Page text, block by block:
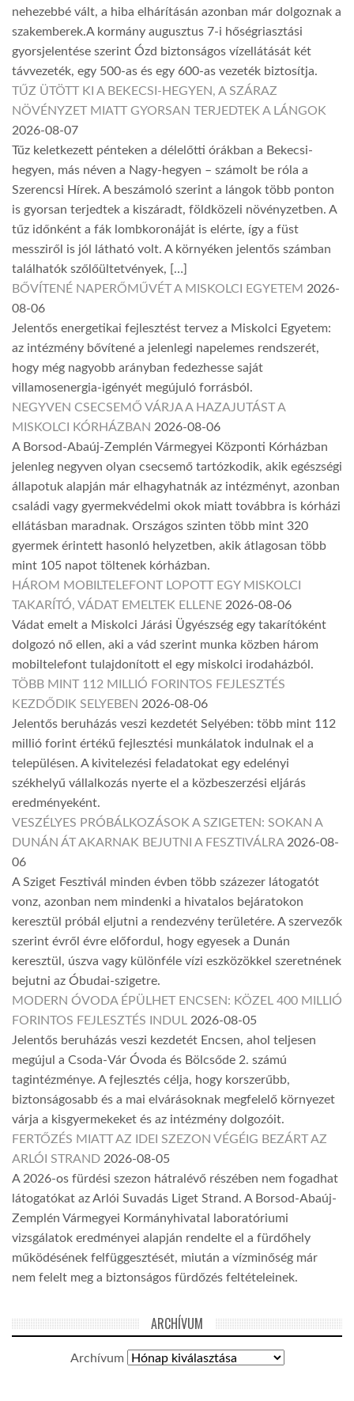
nehezebbé vált, a hiba elhárításán azonban már dolgoznak a
szakemberek.A kormány augusztus 7-i hőségriasztási
gyorsjelentése szerint Ózd biztonságos vízellátását két
távvezeték, egy 500-as és egy 600-as vezeték biztosítja.
TŰZ ÜTÖTT KI A BEKECSI-HEGYEN, A SZÁRAZ
NÖVÉNYZET MIATT GYORSAN TERJEDTEK A LÁNGOK
2026-08-07
Tűz keletkezett pénteken a délelőtti órákban a Bekecsi-
hegyen, más néven a Nagy-hegyen – számolt be róla a
Szerencsi Hírek. A beszámoló szerint a lángok több ponton
is gyorsan terjedtek a kiszáradt, földközeli növényzetben. A
tűz időnként a fák lombkoronáját is elérte, így a füst
messziről is jól látható volt. A környéken jelentős számban
találhatók szőlőültetvények, […]
BŐVÍTENÉ NAPERŐMŰVÉT A MISKOLCI EGYETEM 2026-
08-06
Jelentős energetikai fejlesztést tervez a Miskolci Egyetem:
az intézmény bővítené a jelenlegi napelemes rendszerét,
hogy még nagyobb arányban fedezhesse saját
villamosenergia-igényét megújuló forrásból.
NEGYVEN CSECSEMŐ VÁRJA A HAZAJUTÁST A
MISKOLCI KÓRHÁZBAN 2026-08-06
A Borsod-Abaúj-Zemplén Vármegyei Központi Kórházban
jelenleg negyven olyan csecsemő tartózkodik, akik egészségi
állapotuk alapján már elhagyhatnák az intézményt, azonban
családi vagy gyermekvédelmi okok miatt továbbra is kórházi
ellátásban maradnak. Országos szinten több mint 320
gyermek érintett hasonló helyzetben, akik átlagosan több
mint 105 napot töltenek kórházban.
HÁROM MOBILTELEFONT LOPOTT EGY MISKOLCI
TAKARÍTÓ, VÁDAT EMELTEK ELLENE 2026-08-06
Vádat emelt a Miskolci Járási Ügyészség egy takarítóként
dolgozó nő ellen, aki a vád szerint munka közben három
mobiltelefont tulajdonított el egy miskolci irodaházból.
TÖBB MINT 112 MILLIÓ FORINTOS FEJLESZTÉS
KEZDŐDIK SELYEBEN 2026-08-06
Jelentős beruházás veszi kezdetét Selyében: több mint 112
millió forint értékű fejlesztési munkálatok indulnak el a
településen. A kivitelezési feladatokat egy edelényi
székhelyű vállalkozás nyerte el a közbeszerzési eljárás
eredményeként.
VESZÉLYES PRÓBÁLKOZÁSOK A SZIGETEN: SOKAN A
DUNÁN ÁT AKARNAK BEJUTNI A FESZTIVÁLRA 2026-08-
06
A Sziget Fesztivál minden évben több százezer látogatót
vonz, azonban nem mindenki a hivatalos bejáratokon
keresztül próbál eljutni a rendezvény területére. A szervezők
szerint évről évre előfordul, hogy egyesek a Dunán
keresztül, úszva vagy különféle vízi eszközökkel szeretnének
bejutni az Óbudai-szigetre.
MODERN ÓVODA ÉPÜLHET ENCSEN: KÖZEL 400 MILLIÓ
FORINTOS FEJLESZTÉS INDUL 2026-08-05
Jelentős beruházás veszi kezdetét Encsen, ahol teljesen
megújul a Csoda-Vár Óvoda és Bölcsőde 2. számú
tagintézménye. A fejlesztés célja, hogy korszerűbb,
biztonságosabb és a mai elvárásoknak megfelelő környezet
várja a kisgyermekeket és az intézmény dolgozóit.
FERTŐZÉS MIATT AZ IDEI SZEZON VÉGÉIG BEZÁRT AZ
ARLÓI STRAND 2026-08-05
A 2026-os fürdési szezon hátralévő részében nem fogadhat
látogatókat az Arlói Suvadás Liget Strand. A Borsod-Abaúj-
Zemplén Vármegyei Kormányhivatal laboratóriumi
vizsgálatok eredményei alapján rendelte el a fürdőhely
működésének felfüggesztését, miután a vízminőség már
nem felelt meg a biztonságos fürdőzés feltételeinek.
ARCHÍVUM
Archívum